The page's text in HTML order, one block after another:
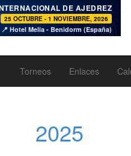
♞
DE AJEDREZ
25 OCTUBRE - 1 NOVIEMBRE, 2026
📍 Hotel Melia - Benidorm (España)
Torneos Enlaces
2025